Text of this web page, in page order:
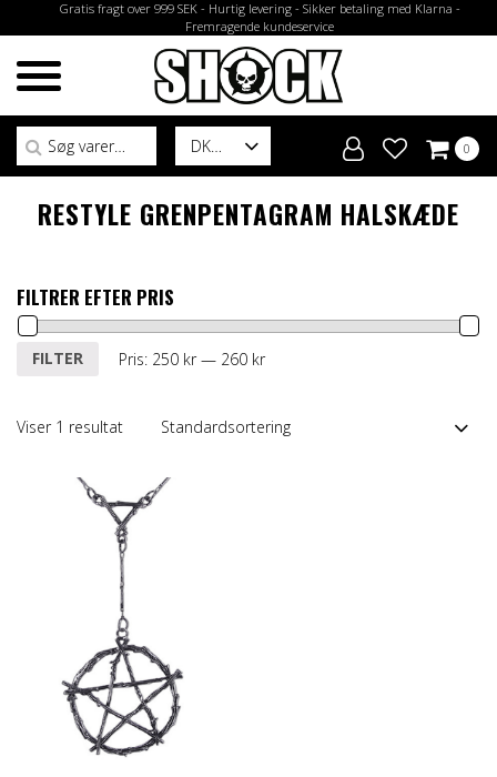
Gratis fragt over 999 SEK - Hurtig levering - Sikker betaling med Klarna -
Fremragende kundeservice
DK
Søg efter:
0
RESTYLE GRENPENTAGRAM HALSKÆDE
FILTRER EFTER PRIS
Mindste
Højeste
FILTER Pris: 250 kr— 260 kr
Viser 1 resultat